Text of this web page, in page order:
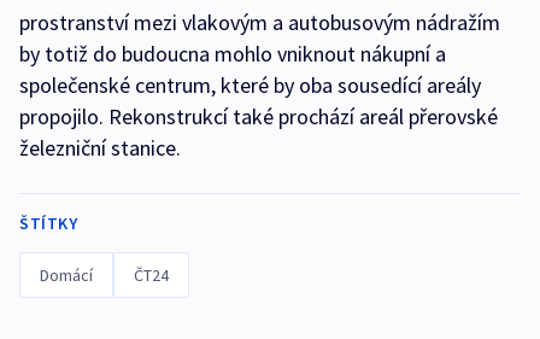
prostranství mezi vlakovým a autobusovým nádražím
by totiž do budoucna mohlo vniknout nákupní a
společenské centrum, které by oba sousedící areály
propojilo. Rekonstrukcí také prochází areál přerovské
železniční stanice.
ŠTÍTKY
Domácí ČT24